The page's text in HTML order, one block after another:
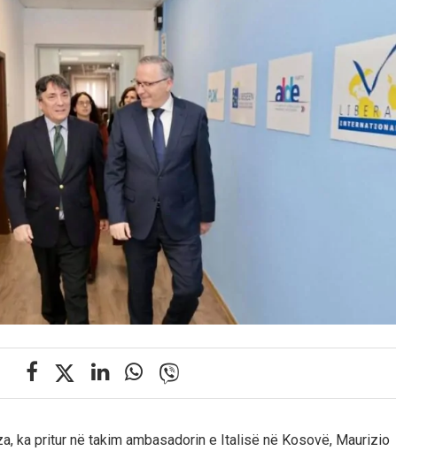
ka pritur në takim ambasadorin e Italisë në Kosovë, Maurizio